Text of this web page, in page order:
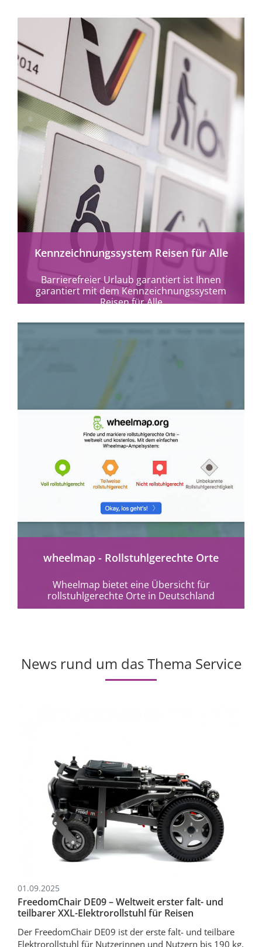
Lieferant von...
mehr erfahren
Kennzeichnungssystem Reisen für Alle
Barrierefreier Urlaub garantiert ist Ihnen
garantiert mit dem Kennzeichnungssystem
Reisen für Alle
mehr erfahren
wheelmap - Rollstuhlgerechte Orte
Wheelmap bietet eine Übersicht für
rollstuhlgerechte Orte in Deutschland
mehr erfahren
News rund um das Thema Service
01.09.2025
FreedomChair DE09 – Weltweit erster falt- und
teilbarer XXL-Elektrorollstuhl für Reisen
Der FreedomChair DE09 ist der erste falt- und teilbare
Elektrorollstuhl für Nutzerinnen und Nutzern bis 190 kg.